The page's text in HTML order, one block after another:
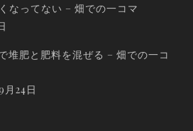
なってない – 畑での一コマ
堆肥と肥料を混ぜる – 畑での一コ
月24日